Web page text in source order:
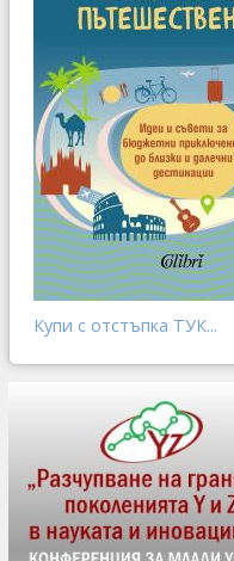
Купи с отстъпка ТУК...